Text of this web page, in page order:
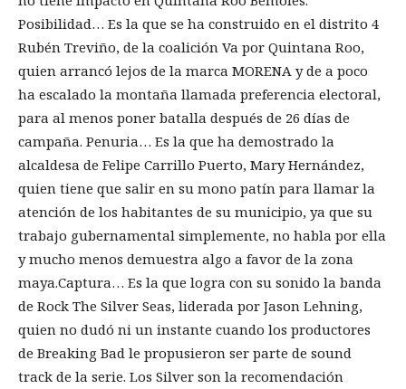
Posibilidad… Es la que se ha construido en el distrito 4
Rubén Treviño, de la coalición Va por Quintana Roo,
quien arrancó lejos de la marca MORENA y de a poco
ha escalado la montaña llamada preferencia electoral,
para al menos poner batalla después de 26 días de
campaña. Penuria… Es la que ha demostrado la
alcaldesa de Felipe Carrillo Puerto, Mary Hernández,
quien tiene que salir en su mono patín para llamar la
atención de los habitantes de su municipio, ya que su
trabajo gubernamental simplemente, no habla por ella
y mucho menos demuestra algo a favor de la zona
maya.Captura… Es la que logra con su sonido la banda
de Rock The Silver Seas, liderada por Jason Lehning,
quien no dudó ni un instante cuando los productores
de Breaking Bad le propusieron ser parte de sound
track de la serie. Los Silver son la recomendación